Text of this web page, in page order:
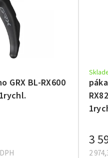
GRX BL-RX600
2
3